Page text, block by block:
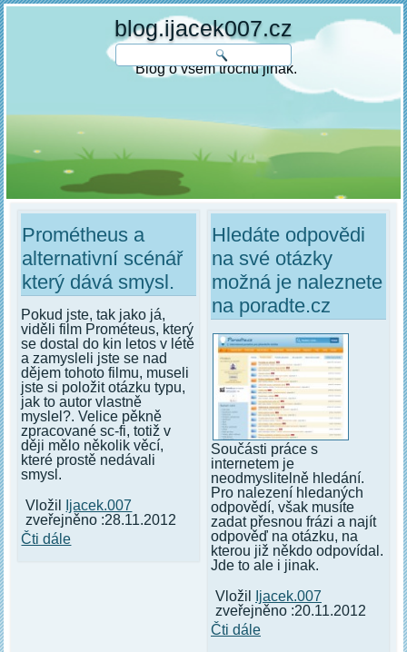
blog.ijacek007.cz
Blog o všem trochu jinak.
Prométheus a
alternativní scénář
který dává smysl.
Pokud jste, tak jako já,
viděli film Prométeus, který
se dostal do kin letos v létě
a zamysleli jste se nad
dějem tohoto filmu, museli
jste si položit otázku typu,
jak to autor vlastně
myslel?. Velice pěkně
zpracované sc-fi, totiž v
ději mělo několik věcí,
které prostě nedávali
smysl.
Vložil
Ijacek.007
zveřejněno :28.11.2012
Čti dále
Hledáte odpovědi
na své otázky
možná je naleznete
na poradte.cz
Součásti práce s
internetem je
neodmyslitelně hledání.
Pro nalezení hledaných
odpovědí, však musíte
zadat přesnou frázi a najít
odpověď na otázku, na
kterou již někdo odpovídal.
Jde to ale i jinak.
Vložil
Ijacek.007
zveřejněno :20.11.2012
Čti dále